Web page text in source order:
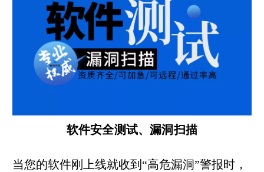
软件安全测试、漏洞扫描
当您的软件刚上线就收到“高危漏洞”警报时，